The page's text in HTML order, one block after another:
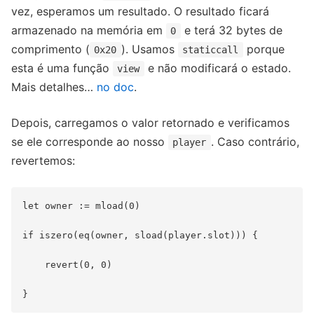
vez, esperamos um resultado. O resultado ficará
armazenado na memória em
0
e terá 32 bytes de
comprimento ( 0x20 ). Usamos staticcall
porque
esta é uma função
view
e não modificará o estado.
Mais detalhes… no doc.
Depois, carregamos o valor retornado e verificamos
se ele corresponde ao nosso
player . Caso contrário,
revertemos:
let owner := mload(0)
if iszero(eq(owner, sload(player.slot))) {
    revert(0, 0)